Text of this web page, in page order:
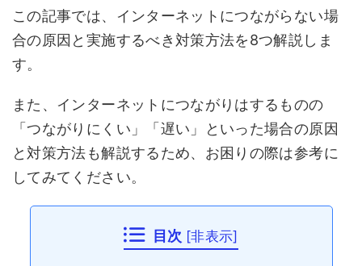
この記事では、インターネットにつながらない場
合の原因と実施するべき対策方法を8つ解説しま
す。
また、インターネットにつながりはするものの
「つながりにくい」「遅い」といった場合の原因
と対策方法も解説するため、お困りの際は参考に
してみてください。
目次 [非表示]